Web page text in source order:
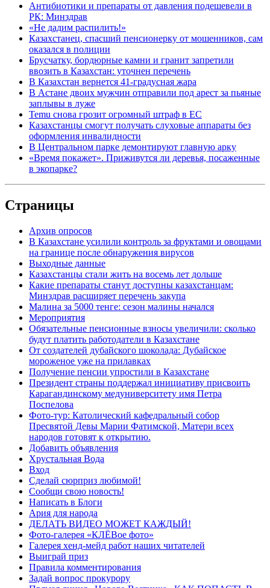
Антибиотики и препараты от давления подешевели в
РК: Минздрав
«Не дадим распилить!»
Казахстанец, спасший пенсионерку от мошенников, сам
оказался в полиции
Брусчатку, бордюрные камни и гранит запретили
ввозить в Казахстан: уточнен перечень
В Казахстан вернется 41-градусная жара
В Астане двоих мужчин отправили под арест за пьяные
заплывы в луже
Temu снова грозит огромный штраф в ЕС
Казахстанцы смогут получать слуховые аппараты без
оформления инвалидности
В Центральном парке демонтируют главную арку
«Время покажет». Приживутся ли деревья, посаженные
в экопарке?
Страницы
Архив опросов
В Казахстане усилили контроль за фруктами и овощами
на границе после обнаружения вирусов
Выходные данные
Казахстанцы стали жить на восемь лет дольше
Какие препараты станут доступны казахстанцам:
Минздрав расширяет перечень закупа
Малина за 5000 тенге: сезон малины начался
Мероприятия
Обязательные пенсионные взносы увеличили: сколько
будут платить работодатели в Казахстане
От создателей дубайского шоколада: Дубайское
мороженое уже на прилавках
Получение пенсии упростили в Казахстане
Президент страны поддержал инициативу присвоить
Карагандинскому медуниверситету имя Петра
Поспелова
Фото-тур: Католический кафедральный собор
Пресвятой Девы Марии Фатимской, Матери всех
народов готовят к открытию.
Добавить объявления
Хрустальная Вода
Вход
Сделай сюрприз любимой!
Сообщи свою новость!
Написать в Блоги
Ария для народа
ДЕЛАТЬ ВИДЕО МОЖЕТ КАЖДЫЙ!
Фото-галерея «КЛЁВое фото»
Галерея хенд-мейд работ наших читателей
Выиграй приз
Правила комментирования
Задай вопрос прокурору